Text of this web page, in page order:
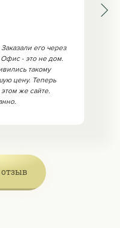
его через
- это не дом.
такому
цену. Теперь
же сайте.